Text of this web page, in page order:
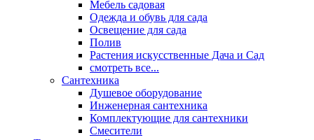
Мебель садовая
Одежда и обувь для сада
Освещение для сада
Полив
Растения искусственные Дача и Сад
смотреть все...
Сантехника
Душевое оборудование
Инженерная сантехника
Комплектующие для сантехники
Смесители